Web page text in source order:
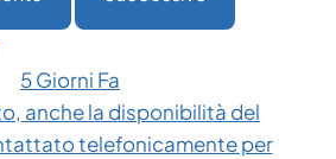
5 Giorni Fa
anche la disponibilità del
telefonicamente per